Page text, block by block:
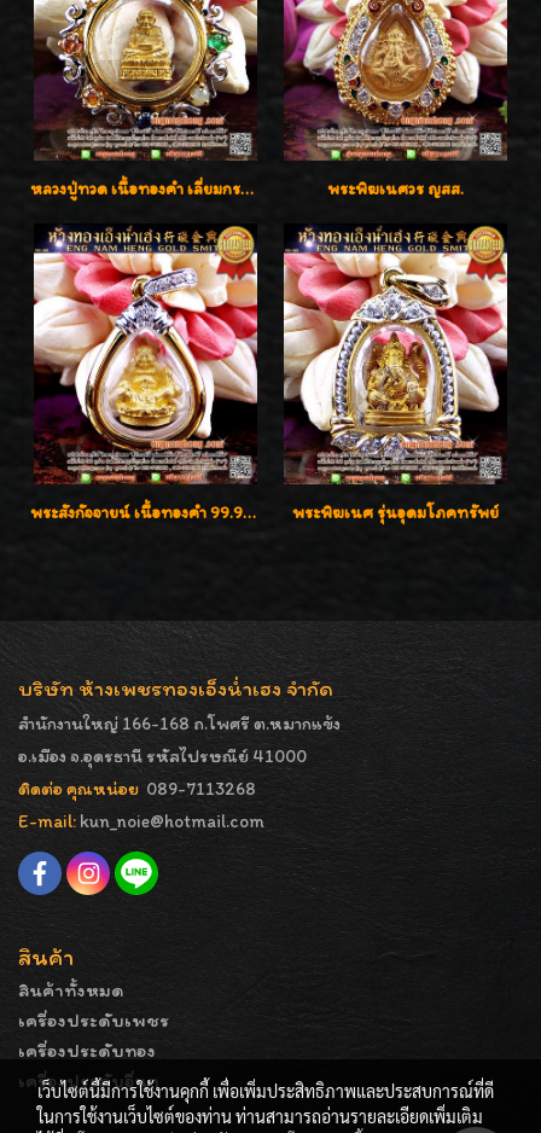
หลวงปู่ทวด เนื้อทองคำ เลี่ยมกรอบทองคำประดับเพชรแท้และพลอยนพเก้า น่ารักมากๆค่ะ พระพิฆเนศวร ญสส.
พระสังกัจจายน์ เนื้อทองคำ 99.99% พระพิฆเนศ รุ่นอุดมโภคทรัพย์
บริษัท ห้างเพชรทองเอ็งน่ำเฮง จำกัด
สำนักงานใหญ่ 166-168 ถ.โพศรี ต.หมากแข้ง
อ.เมือง จ.อุดรธานี รหัสไปรษณีย์ 41000
ติดต่อ คุณหน่อย 089-7113268
E-mail: kun_noie@hotmail.com
สินค้า
สินค้าทั้งหมด
เครื่องประดับเพชร
เครื่องประดับทอง
เครื่องประดับอื่นๆ
เว็บไซต์นี้มีการใช้งานคุกกี้ เพื่อเพิ่มประสิทธิภาพและประสบการณ์ที่ดี
ในการใช้งานเว็บไซต์ของท่าน ท่านสามารถอ่านรายละเอียดเพิ่มเติม